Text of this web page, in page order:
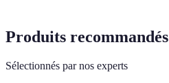
Produits recommandés
Sélectionnés par nos experts